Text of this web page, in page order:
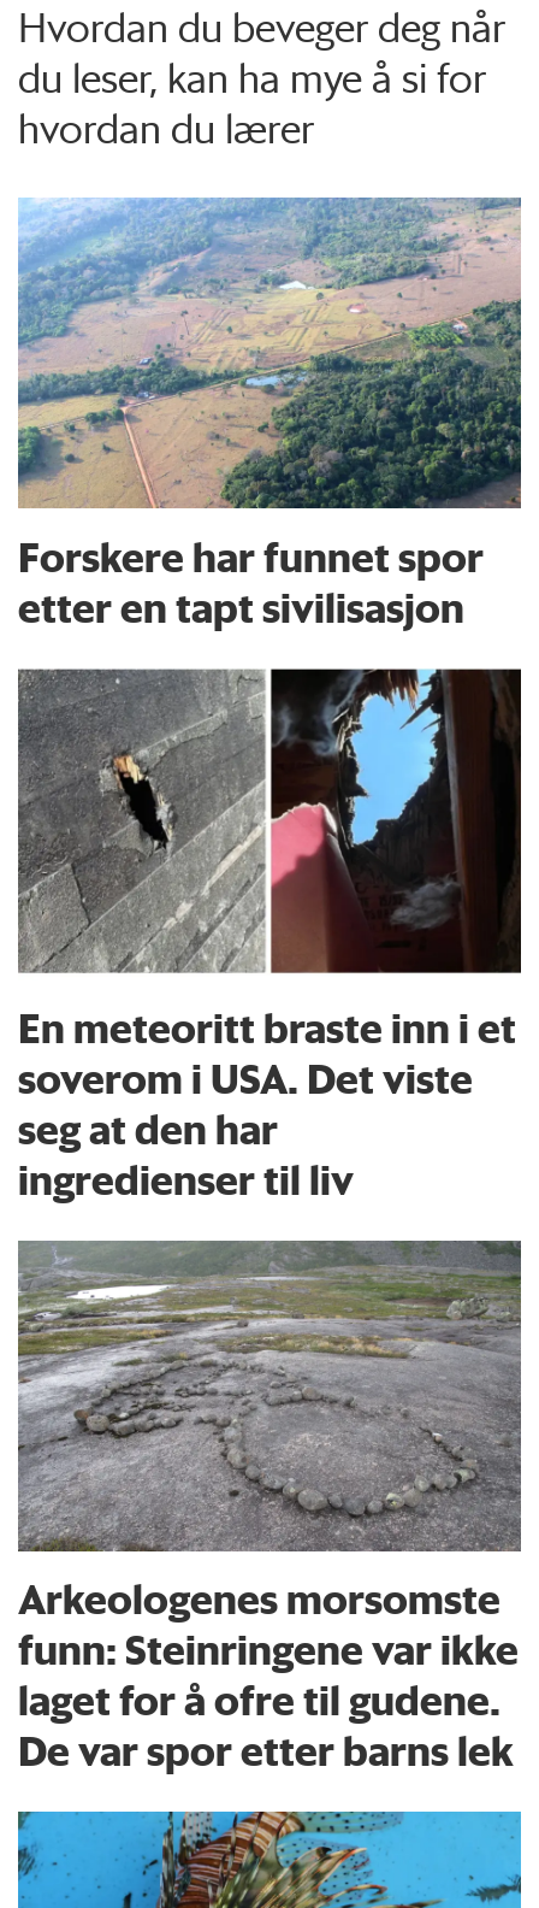
Hvordan du beveger deg når
du leser, kan ha mye å si for
hvordan du lærer
Forskere har funnet spor
etter en tapt sivilisasjon
En meteoritt braste inn i et
soverom i USA. Det viste
seg at den har
ingredienser til liv
Arkeologenes morsomste
funn: Steinringene var ikke
laget for å ofre til gudene.
De var spor etter barns lek